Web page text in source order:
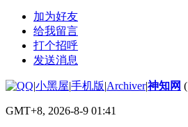
加为好友
给我留言
打个招呼
发送消息
|小黑屋|手机版|Archiver|神知网 (
GMT+8, 2026-8-9 01:41